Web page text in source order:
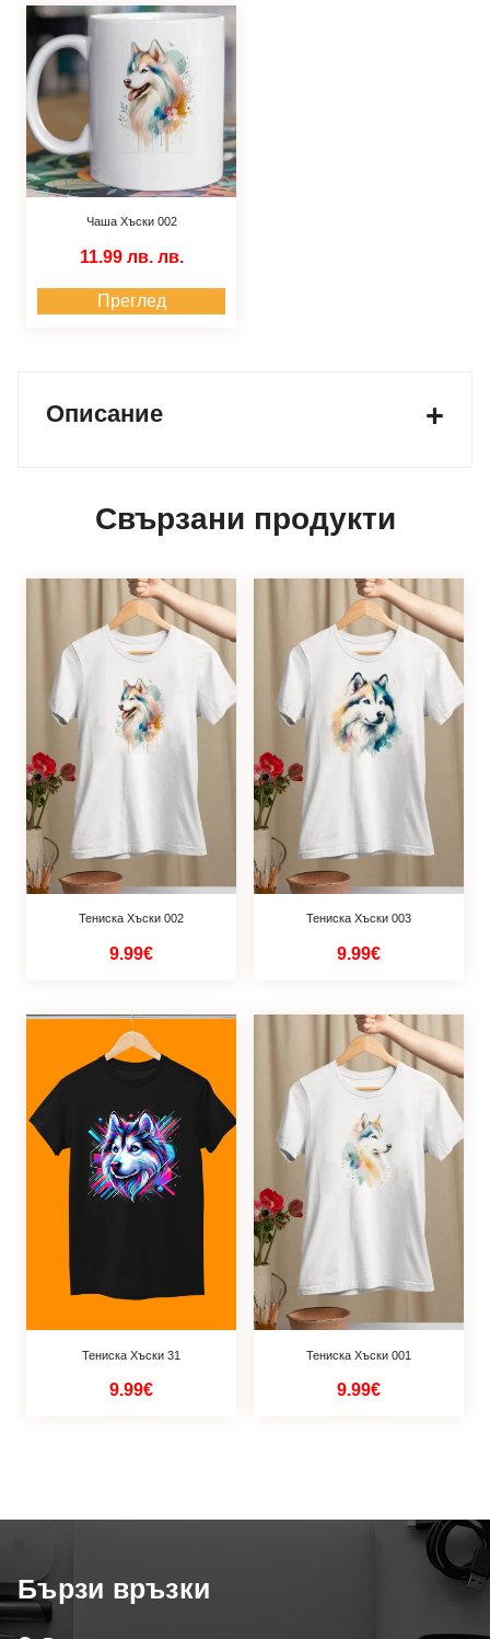
Чаша Хъски 002
11.99 лв. лв.
Преглед
Описание
Свързани продукти
Тениска Хъски 002
9.99€
Тениска Хъски 003
9.99€
Тениска Хъски 31
9.99€
Тениска Хъски 001
9.99€
Бързи връзки